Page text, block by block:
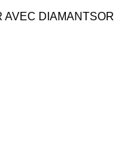
AVEC DIAMANTSOR